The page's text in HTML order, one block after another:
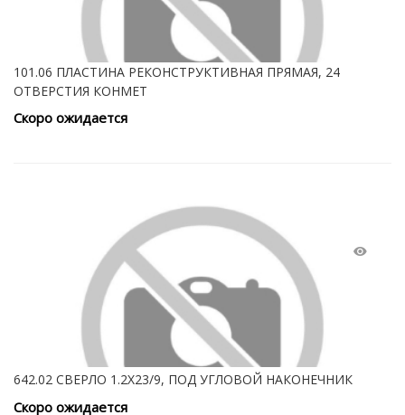
101.06 ПЛАСТИНА РЕКОНСТРУКТИВНАЯ ПРЯМАЯ, 24
ОТВЕРСТИЯ КОНМЕТ
Скоро ожидается
642.02 СВЕРЛО 1.2Х23/9, ПОД УГЛОВОЙ НАКОНЕЧНИК
Скоро ожидается